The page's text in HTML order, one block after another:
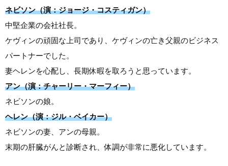
ネビソン（演：ジョージ・コスティガン）
中堅企業の会社社長。
ケヴィンの頑固な上司であり、ケヴィンの亡き父親のビジネス
パートナーでした。
妻ヘレンを心配し、長期休暇を取ろうと思っています。
アン（演：チャーリー・マーフィー）
ネビソンの娘。
ヘレン（演：ジル・ベイカー）
ネビソンの妻、アンの母親。
末期の肝臓がんと診断され、体調が非常に悪化しています。